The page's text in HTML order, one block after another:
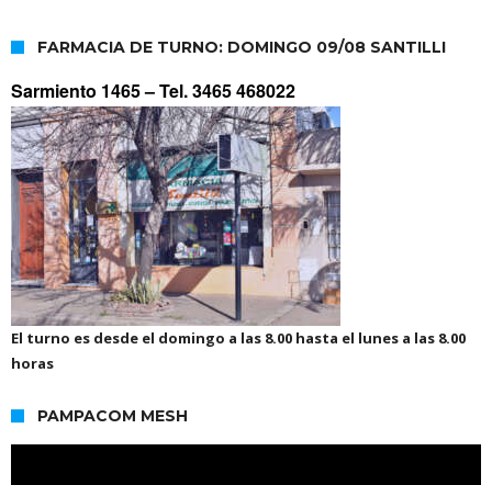
FARMACIA DE TURNO: DOMINGO 09/08 SANTILLI
Sarmiento 1465 –Tel. 3465 468022
El turno es desde el domingo a las 8.00 hasta el lunes a las 8.00
horas
PAMPACOM MESH